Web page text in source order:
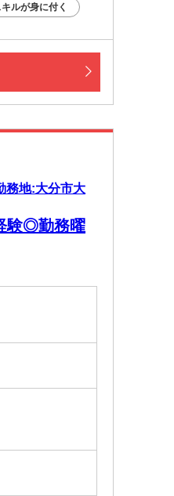
キルが身に付く
務地:大分市大
験◎勤務曜